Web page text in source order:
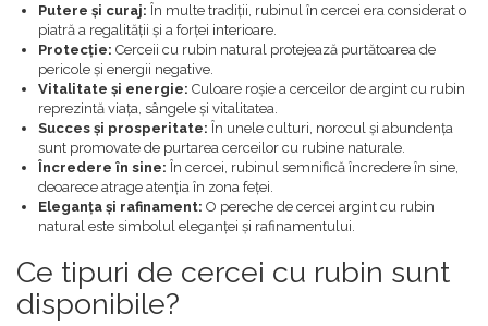
Putere și curaj: În multe tradiții, rubinul în cercei era considerat o
piatră a regalității și a forței interioare.
Protecție: Cerceii cu rubin natural protejează purtătoarea de
pericole și energii negative.
Vitalitate și energie: Culoare roșie a cerceilor de argint cu rubin
reprezintă viața, sângele și vitalitatea.
Succes și prosperitate: În unele culturi, norocul și abundența
sunt promovate de purtarea cerceilor cu rubine naturale.
Încredere în sine: În cercei, rubinul semnifică încredere în sine,
deoarece atrage atenția în zona feței.
Eleganța și rafinament: O pereche de cercei argint cu rubin
natural este simbolul eleganței și rafinamentului.
Ce tipuri de cercei cu rubin sunt
disponibile?